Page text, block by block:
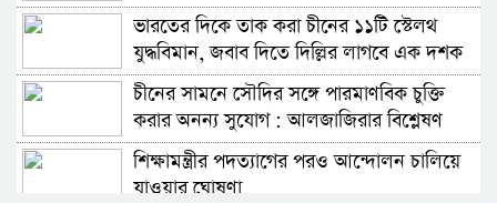
ভারতের দিকে তাক করা চীনের ১১টি স্টেলথ
যুদ্ধবিমান, জবাব দিতে দিল্লির লাগবে এক দশক
চীনের সামনে সৌদির সঙ্গে পারমাণবিক চুক্তি
করার অনন্য সুযোগ : আলজাজিরার বিশ্লেষণ
শিক্ষামন্ত্রীর পদত্যাগের পরও আন্দোলন চালিয়ে
যাওয়ার ঘোষণা